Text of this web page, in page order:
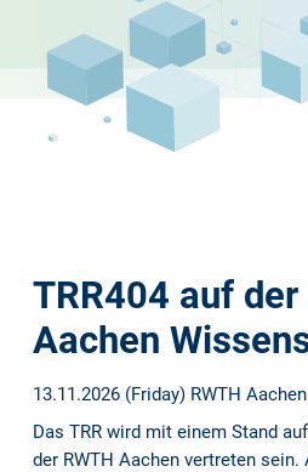
TRR404 auf der
Aachen
13.11.2026 (Friday) RWTH
Das TRR wird mit einem Stand
der RWTH Aachen vertreten